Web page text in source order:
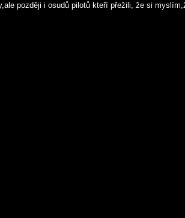
později i osudů pilotů kteří přežili, že si